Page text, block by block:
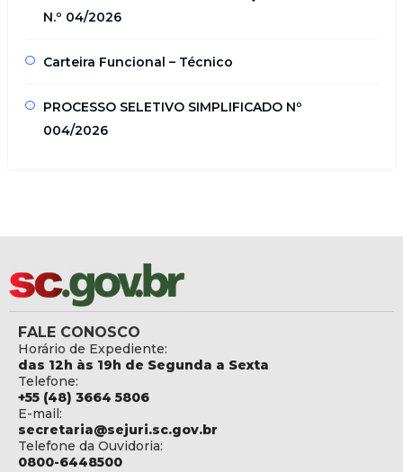
N.º 04/2026
Carteira Funcional – Técnico
PROCESSO SELETIVO SIMPLIFICADO Nº
004/2026
FALE CONOSCO
Horário de Expediente:
das 12h às 19h de Segunda a Sexta
Telefone:
+55 (48) 3664 5806
E-mail:
secretaria@sejuri.sc.gov.br
Telefone da Ouvidoria:
0800-6448500